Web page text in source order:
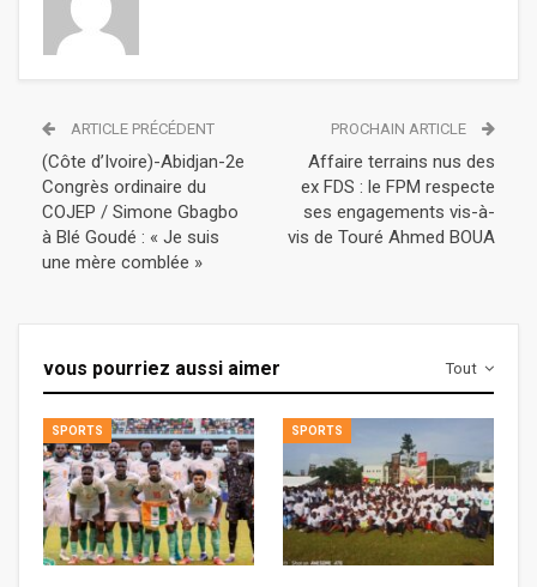
ARTICLE PRÉCÉDENT
(Côte d’Ivoire)-Abidjan-2e
Congrès ordinaire du
COJEP / Simone Gbagbo
à Blé Goudé : « Je suis
une mère comblée »
PROCHAIN ARTICLE
Affaire terrains nus des
ex FDS : le FPM respecte
ses engagements vis-à-
vis de Touré Ahmed BOUA
Tout
vous pourriez aussi aimer
SPORTS SPORTS